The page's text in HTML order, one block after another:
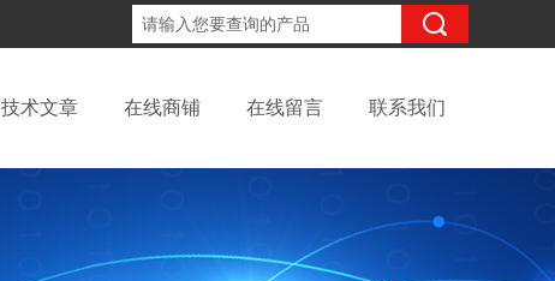
技术文章 在线商铺 在线留言 联系我们